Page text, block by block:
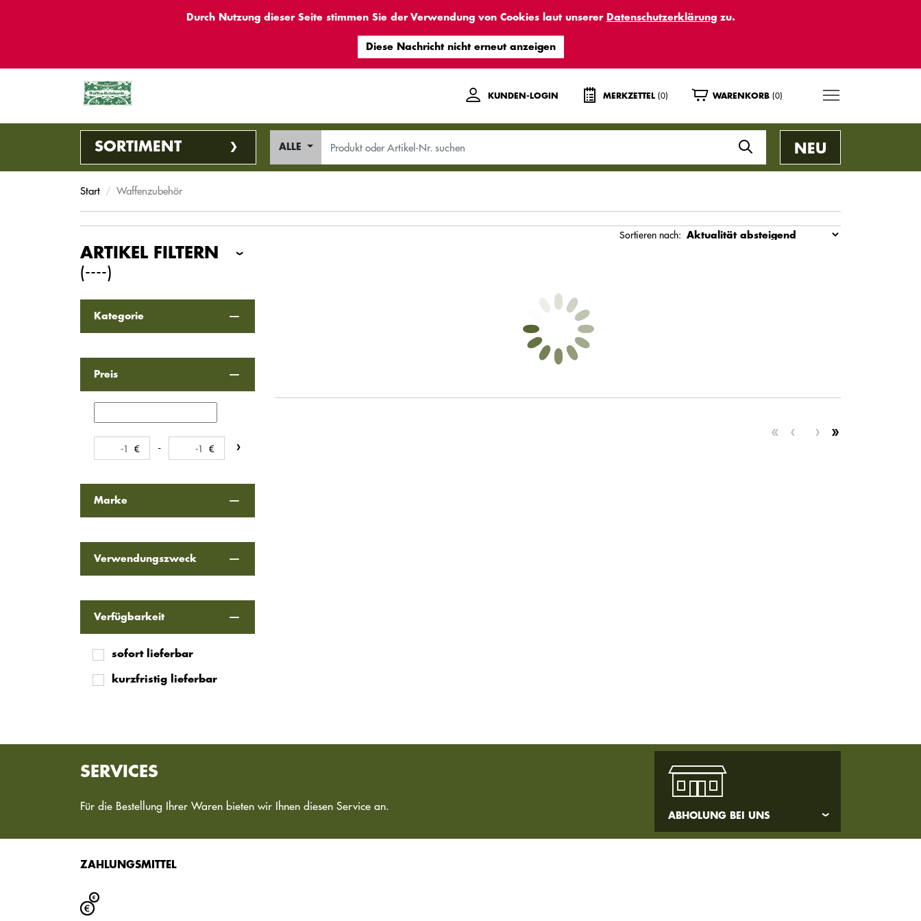
Durch Nutzung dieser Seite stimmen Sie der Verwendung von Cookies laut unserer Datenschutzerklärungzu.
KUNDEN-LOGIN MERKZETTEL (0) WARENKORB (0)
SORTIMENT ALLE NEU
Start Waffenzubehör
ARTIKEL FILTERN
(----)
Kategorie
Preis
-
Marke
Verwendungszweck
Verfügbarkeit
sofort lieferbar
kurzfristig lieferbar
Sortieren nach:
SERVICES
Für die Bestellung Ihrer Waren bieten wir Ihnen diesen Service an.
ABHOLUNG BEI UNS
ZAHLUNGSMITTEL